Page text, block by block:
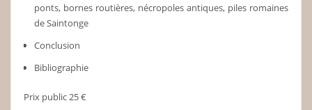
ponts, bornes routières, nécropoles antiques, piles romaines
de Saintonge
Conclusion
Bibliographie
Prix public 25 €